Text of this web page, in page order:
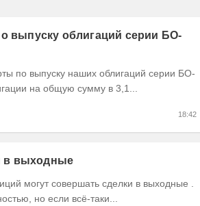
выпуску облигаций серии БО-
на общую сумму в 3,1...
18:42
в выходные
но если всё-таки...